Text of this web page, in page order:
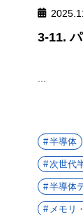
3-11.
半導体
次世代
半導体
メモリ